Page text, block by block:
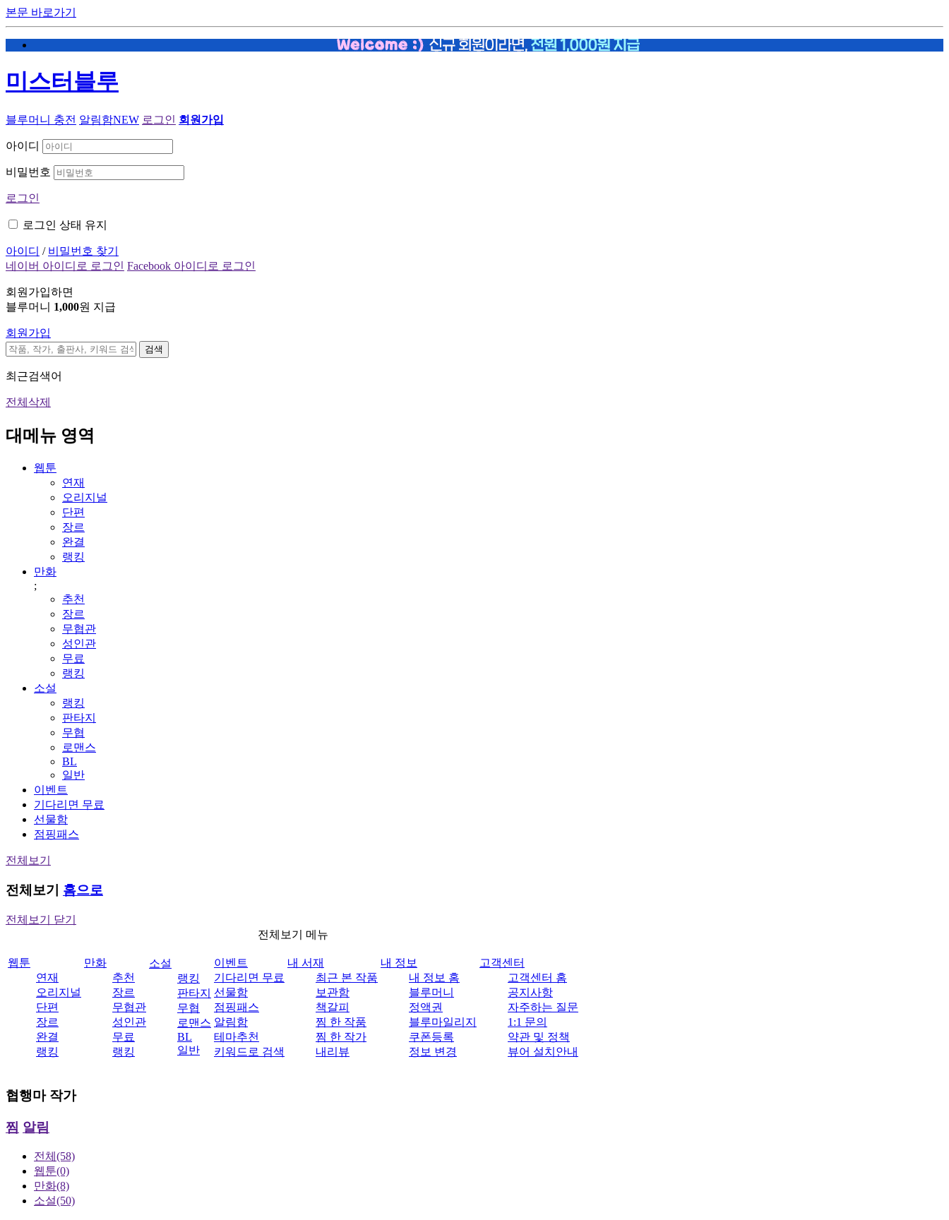
본문 바로가기
미스터블루
블루머니 충전 알림함NEW 로그인 회원가입
아이디
비밀번호
로그인
로그인 상태 유지
아이디 / 비밀번호 찾기
네이버 아이디로 로그인 Facebook 아이디로 로그인
회원가입하면
블루머니 1,000원 지급
회원가입
검색
최근검색어
전체삭제
대메뉴 영역
웹툰
연재
오리지널
단편
장르
완결
랭킹
만화
;
추천
장르
무협관
성인관
무료
랭킹
소설
랭킹
판타지
무협
로맨스
BL
일반
이벤트
기다리면 무료
선물함
점핑패스
전체보기
전체보기 홈으로
전체보기 닫기
전체보기 메뉴
웹툰
연재
오리지널
단편
장르
완결
랭킹
만화
추천
장르
무협관
성인관
무료
랭킹
소설
랭킹
판타지
무협
로맨스
BL
일반
이벤트
기다리면 무료
선물함
점핑패스
알림함
테마추천
키워드로 검색
내 서재
최근 본 작품
보관함
책갈피
찜 한 작품
찜 한 작가
내리뷰
내 정보
내 정보 홈
블루머니
정액권
블루마일리지
쿠폰등록
정보 변경
고객센터
고객센터 홈
공지사항
자주하는 질문
1:1 문의
약관 및 정책
뷰어 설치안내
협행마작가
찜 알림
전체 (58)
웹툰(0)
만화(8)
소설(50)